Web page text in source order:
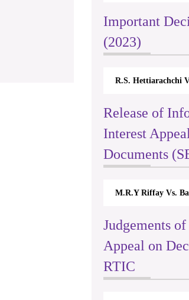
Important
(2023)
R.S. Hettiarachchi
Release of
Interest
Documents
M.R.Y Riffay Vs.
Judgements
Appeal on
RTIC